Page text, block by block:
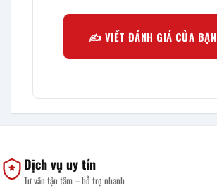
✍️ VIẾT ĐÁNH GIÁ CỦA BẠN
Dịch vụ uy tín
Tư vấn tận tâm – hỗ trợ nhanh